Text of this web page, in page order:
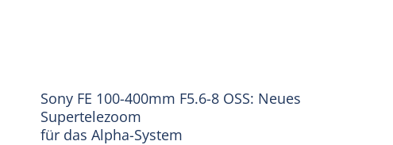
Sony FE 100-400mm F5.6-8 OSS: Neues
Supertelezoom
für das Alpha-System